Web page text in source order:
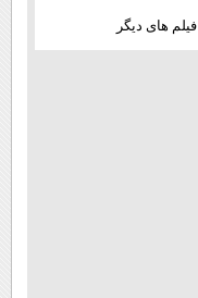
فیلم های دیگر